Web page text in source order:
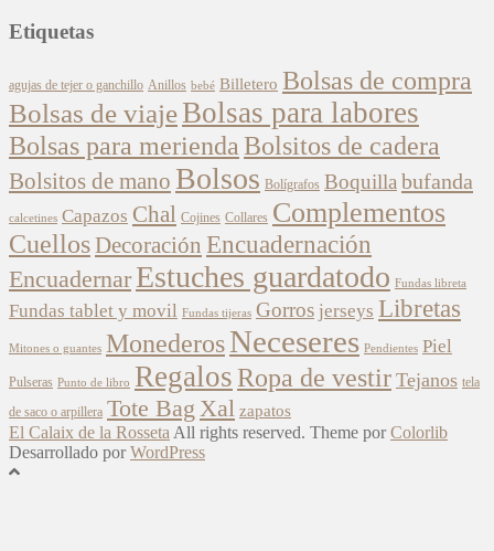
Etiquetas
agujas de tejer o ganchillo Anillos bebé Billetero Bolsas de compra
Bolsas de viajeBolsas para labores
Bolsas para merienda Bolsitos de cadera
Bolsitos de mano Bolsos Bolígrafos Boquilla bufanda
calcetines Capazos Chal Cojines Collares Complementos
CuellosDecoración Encuadernación
Encuadernar Estuches guardatodo Fundas libreta
Fundas tablet y movil Fundas tijeras Gorros jerseys Libretas
Mitones o guantes MonederosNeceseres Pendientes Piel
Pulseras Punto de libro RegalosRopa de vestir Tejanos tela
de saco o arpillera Tote Bag Xal zapatos
El Calaix de la Rosseta All rights reserved. Theme porColorlib
Desarrollado porWordPress